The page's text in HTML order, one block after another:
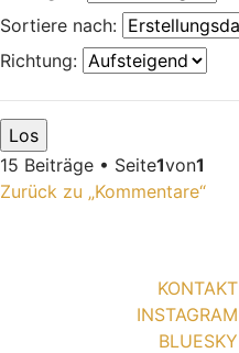
Sortiere nach:
Richtung:
15 Beiträge • Seite1von1
Zurück zu „Kommentare“
KONTAKT
INSTAGRAM
BLUESKY